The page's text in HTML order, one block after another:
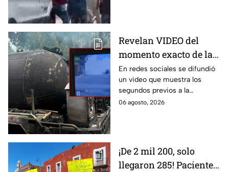
Revelan VIDEO del
momento exacto de la
explosión de pipa de
gas en Cuernavaca,
Morelos
En redes sociales se difundió
un video que muestra los
segundos previos a la
explosión de una pipa de gas
06 agosto, 2026
¡De 2 mil 200, solo
llegaron 285! Pacientes